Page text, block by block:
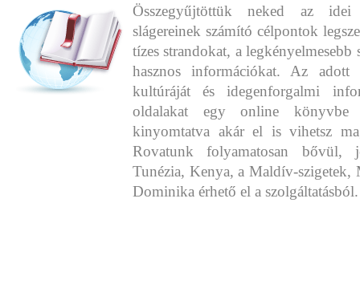
Összegyűjtöttük neked az idei
slágereinek számító célpontok
tízes strandokat, a legkényelmesebb
hasznos információkat. Az adott
kultúráját és idegenforgalmi
oldalakat egy online könyvbe
kinyomtatva akár el is vihetsz
Rovatunk folyamatosan bővül,
Tunézia, Kenya, a Maldív-
Dominika érhető el a szolgáltatásból.